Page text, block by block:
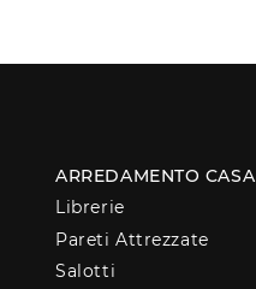
ARREDAMENTO CASA
Librerie
Pareti Attrezzate
Salotti